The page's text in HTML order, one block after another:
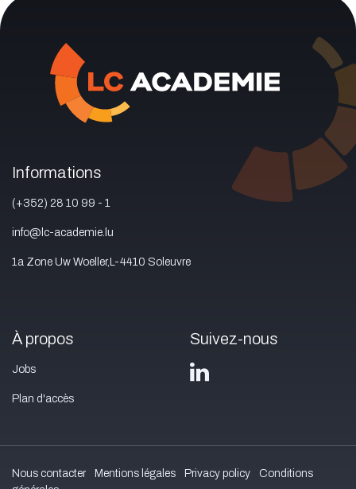
Informations
(+352) 28 10 99 - 1
info@lc-academie.lu
1a Zone Uw Woeller,L-4410 Soleuvre
À propos
Jobs
Plan d'accès
Suivez-nous
Nous contacter Mentions légales Privacy policy
Conditions